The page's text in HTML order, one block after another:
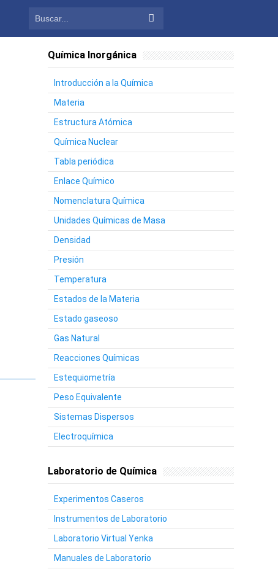
Química Inorgánica
Introducción a la Química
Materia
Estructura Atómica
Química Nuclear
Tabla periódica
Enlace Químico
Nomenclatura Química
Unidades Químicas de Masa
Densidad
Presión
Temperatura
Estados de la Materia
Estado gaseoso
Gas Natural
Reacciones Químicas
Estequiometría
Peso Equivalente
Sistemas Dispersos
Electroquímica
Laboratorio de Química
Experimentos Caseros
Instrumentos de Laboratorio
Laboratorio Virtual Yenka
Manuales de Laboratorio